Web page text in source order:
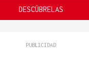
DESCÚBRELAS